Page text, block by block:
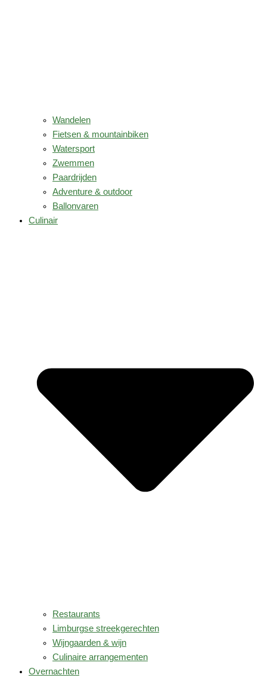
Wandelen
Fietsen & mountainbiken
Watersport
Zwemmen
Paardrijden
Adventure & outdoor
Ballonvaren
Culinair
Restaurants
Limburgse streekgerechten
Wijngaarden & wijn
Culinaire arrangementen
Overnachten